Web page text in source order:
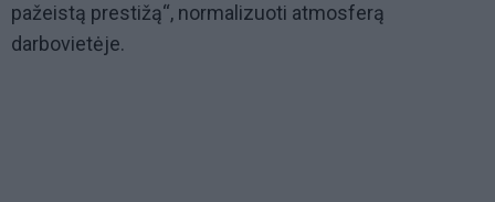
pažeistą prestižą“, normalizuoti atmosferą
darbovietėje.